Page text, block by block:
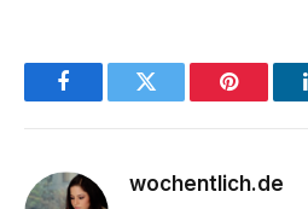
FacebookTwitter Pinterest
wochentlich.de